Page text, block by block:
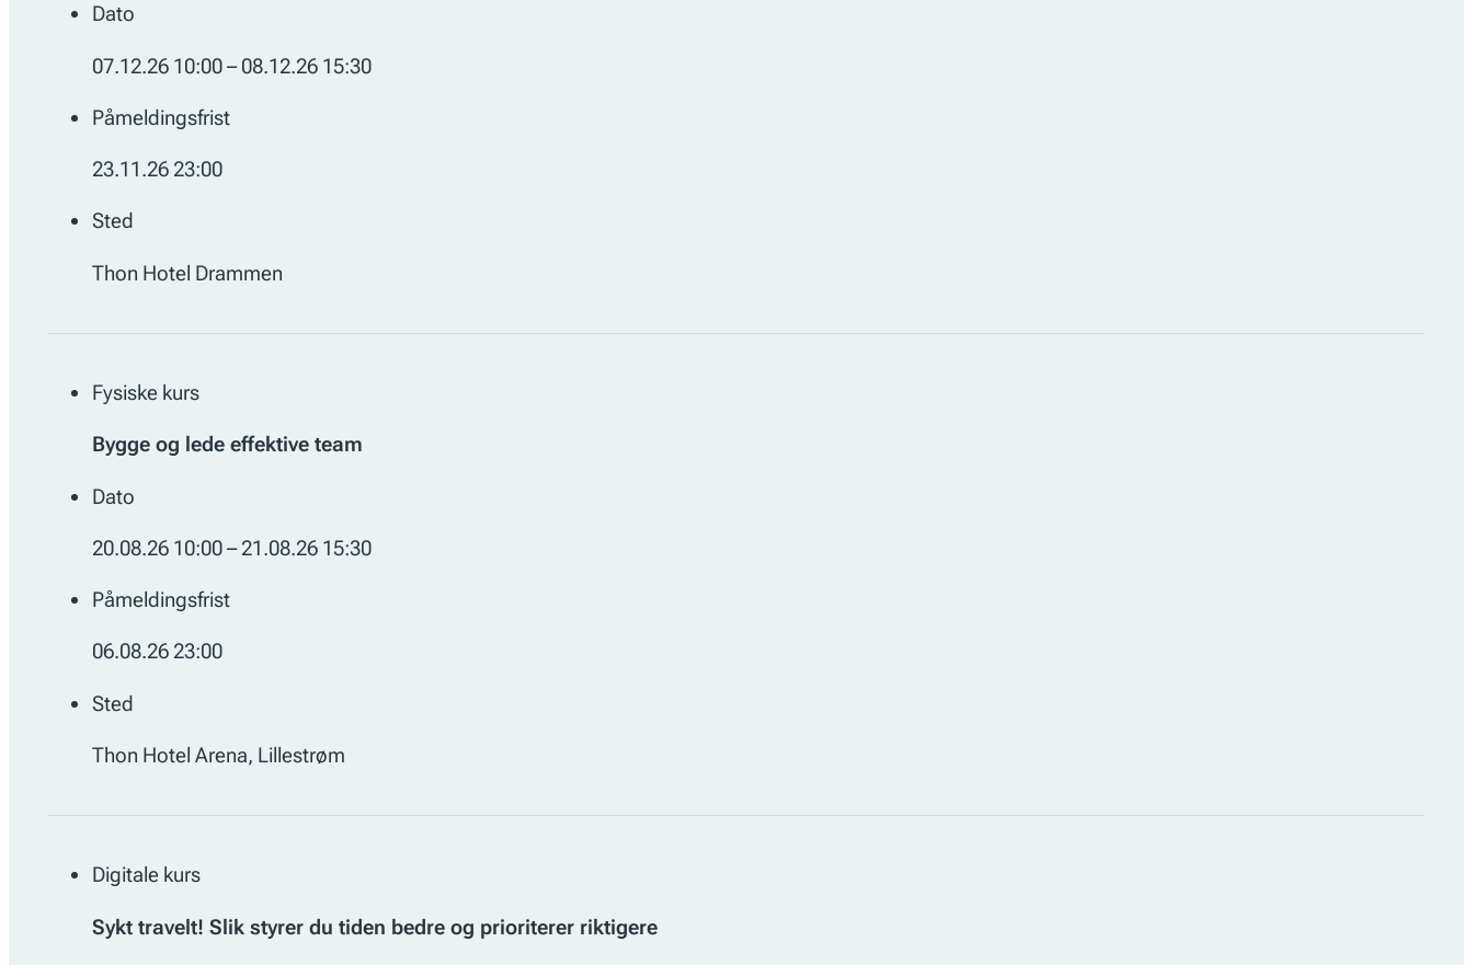
Dato
07.12.26 10:00 – 08.12.26 15:30
Påmeldingsfrist
23.11.26 23:00
Sted
Thon Hotel Drammen
Fysiske kurs
Bygge og lede effektive team
Dato
20.08.26 10:00 – 21.08.26 15:30
Påmeldingsfrist
06.08.26 23:00
Sted
Thon Hotel Arena, Lillestrøm
Digitale kurs
Sykt travelt! Slik styrer du tiden bedre og prioriterer riktigere